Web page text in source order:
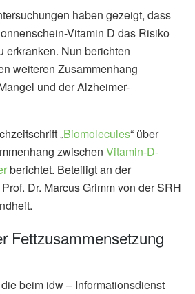
haben gezeigt, dass
Vitamin D das Risiko
erkranken. Nun berichten
weiteren Zusammenhang
und der Alzheimer-
„Biomolecules“ über
zwischen Vitamin-D-
berichtet. Beteiligt an der
Dr. Marcus Grimm von der SRH
Fettzusammensetzung
beim idw – Informationsdienst